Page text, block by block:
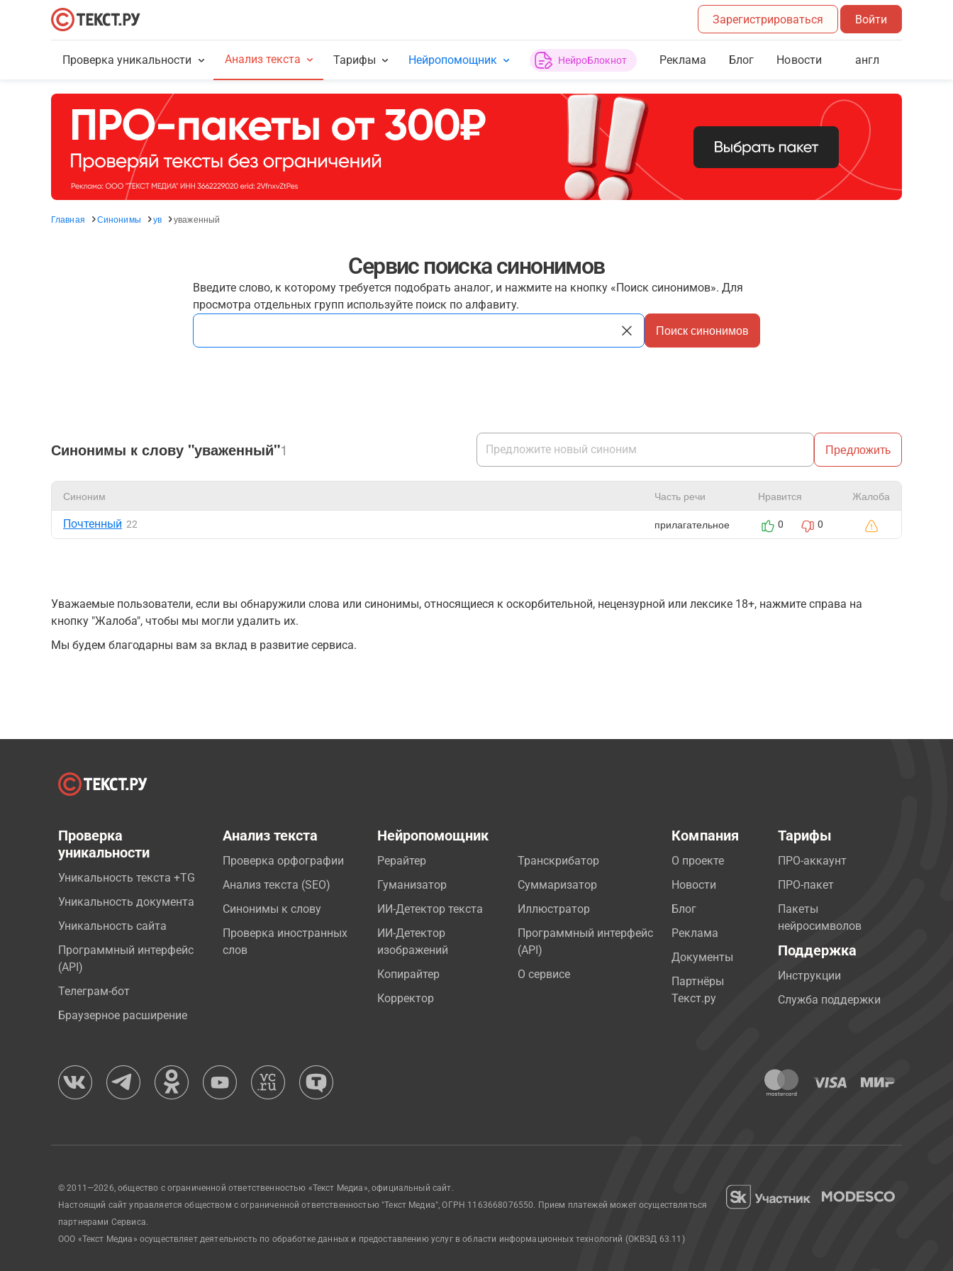
Зарегистрироваться Войти
Проверка уникальности Анализ текста Тарифы Нейропомощник НейроБлокнот Реклама Блог Новости англ
Главная Синонимы ув уваженный
Сервис поиска синонимов
Введите слово, к которому требуется подобрать аналог, и нажмите на кнопку «Поиск синонимов». Для
просмотра отдельных групп используйте поиск по алфавиту.
Поиск синонимов
Синонимы к слову "уваженный"1 Предложить
Синоним Часть речи Нравится Жалоба
Почтенный 22 прилагательное 0 0
Уважаемые пользователи, если вы обнаружили слова или синонимы, относящиеся к оскорбительной, нецензурной или лексике 18+, нажмите справа на
кнопку "Жалоба", чтобы мы могли удалить их.
Мы будем благодарны вам за вклад в развитие сервиса.
Проверка
уникальности
Уникальность текста +TG
Уникальность документа
Уникальность сайта
Программный интерфейс
(API)
Телеграм-бот
Браузерное расширение
Анализ текста
Проверка орфографии
Анализ текста (SEO)
Синонимы к слову
Проверка иностранных
слов
Нейропомощник
Рерайтер
Гуманизатор
ИИ-Детектор текста
ИИ-Детектор
изображений
Копирайтер
Корректор
Транскрибатор
Суммаризатор
Иллюстратор
Программный интерфейс
(API)
О сервисе
Компания
О проекте
Новости
Блог
Реклама
Документы
Партнёры
Текст.ру
Тарифы
ПРО-аккаунт
ПРО-пакет
Пакеты
нейросимволов
Поддержка
Инструкции
Служба поддержки
© 2011—2026, общество с ограниченной ответственностью «Текст Медиа», официальный сайт.
Настоящий сайт управляется обществом с ограниченной ответственностью "Текст Медиа", ОГРН 1163668076550. Прием платежей может осуществляться
партнерами Сервиса.
ООО «Текст Медиа» осуществляет деятельность по обработке данных и предоставлению услуг в области информационных технологий (ОКВЭД 63.11)